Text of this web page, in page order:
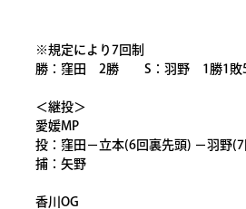
※規定により7回制
勝：窪田 2勝 S：羽野 1勝1
＜継投＞
愛媛MP
投：窪田－立本(6回裏先頭) －羽野
捕：矢野
香川OG